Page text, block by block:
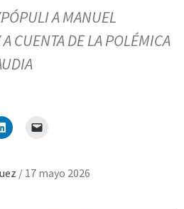
A MANUEL
CUENTA DE LA POLÉMICA
/ 17 mayo 2026